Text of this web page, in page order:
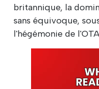
britannique, la
sans équivoque,
l'hégémonie de